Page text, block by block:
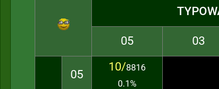
05 03
05
10/8816
0.1%